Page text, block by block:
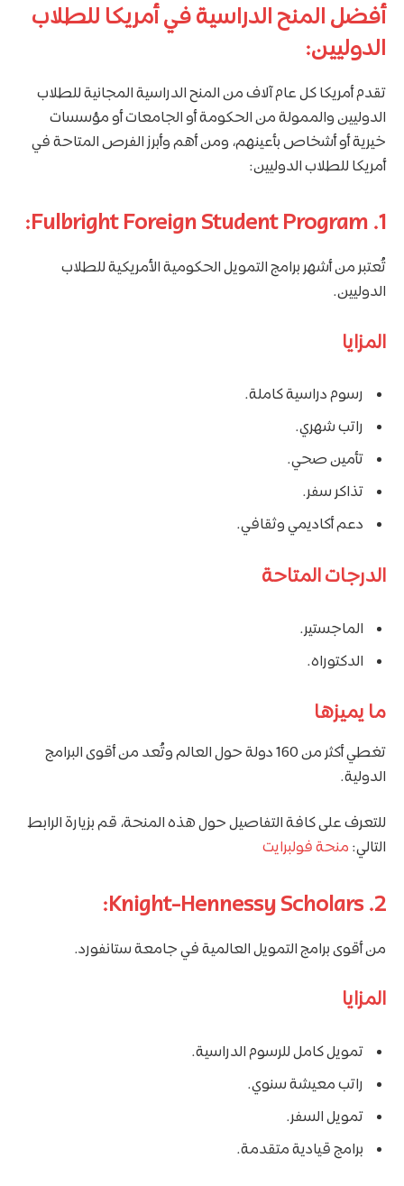
أفضل المنح الدراسية في أمريكا للطلاب
الدوليين:
تقدم أمريكا كل عام آلاف من المنح الدراسية المجانية للطلاب
الدوليين والممولة من الحكومة أو الجامعات أو مؤسسات
خيرية أو أشخاص بأعينهم، ومن أهم وأبرز الفرص المتاحة في
أمريكا للطلاب الدوليين:
1. Fulbright Foreign Student Program:
تُعتبر من أشهر برامج التمويل الحكومية الأمريكية للطلاب
الدوليين.
المزايا
رسوم دراسية كاملة.
راتب شهري.
تأمين صحي.
تذاكر سفر.
دعم أكاديمي وثقافي.
الدرجات المتاحة
الماجستير.
الدكتوراه.
ما يميزها
تغطي أكثر من 160 دولة حول العالم وتُعد من أقوى البرامج
الدولية.
للتعرف على كافة التفاصيل حول هذه المنحة، قم بزيارة الرابط
التالي: منحة فولبرايت
2. Knight-Hennessy Scholars:
من أقوى برامج التمويل العالمية في جامعة ستانفورد.
المزايا
تمويل كامل للرسوم الدراسية.
راتب معيشة سنوي.
تمويل السفر.
برامج قيادية متقدمة.